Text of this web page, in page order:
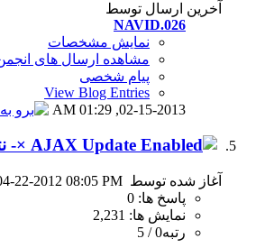
آخرین ارسال توسط
NAVID.026
نمایش مشخصات
مشاهده ارسال های
پیام شخصی
View Blog Entries
02-15-2013,
01:29 AM
×-
آغاز شده توسط 22-2012 08:05 PM
پاسخ ها: 0
نمایش ها: 2,231
رتبه0 / 5